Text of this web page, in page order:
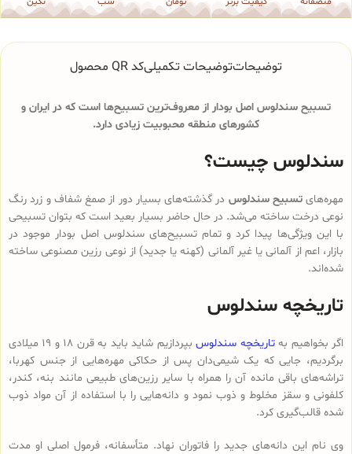
توضیحاتتوضیحات تکمیلیکد QR محصول
تسبیح سندلوس اصل بودار از معروف‌ترین تسبیح‌ها است که در ایران و
کشورهای منطقه محبوبیت زیادی دارد.
سندلوس چیست؟
مهره‌هایتسبیح سندلوس در گذشته‌های بسیار دور از صمغ شفاف و زرد رنگ
نوعی درخت ساخته می‌شد. در حال حاضر بسیار بعید است که بتوان تسبیحی
با این ویژگی‌ها پیدا کرد و تمام تسبیح‌های سندلوس‌ اصل بودار موجود در
بازار، اعم از آلمانی یا غیر آلمانی (کهنه یا جدید) از نوعی رزین مصنوعی ساخته
شده‌اند.
تاریخچه سندلوس
اگر بخواهیم بهتاریخچه سندلوس
بپردازیم شاید باید به قرن 18 و 19 میلادی
برگردیم، جایی که یک شیمی‌دان پس از حکاکی مهره‌هایی از جنس کهربا،
تراشه‌های باقی مانده آن را همراه با سایر رزین‌های طبیعی مانند بنه، کندر،
کلفونی و سقز مخلوط و ذوب نمود و دانه‌هایی را با استفاده از آن مواد ذوب
شده قالب‌گیری کرد.
وی نام این دانه‌های جدید را فاتوران نهاد. متأسفانه، فرمول اصلی او مدت